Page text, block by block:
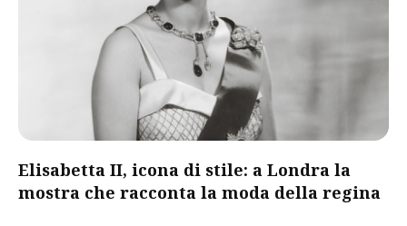
Elisabetta II, icona di stile: a Londra la
mostra che racconta la moda della regina